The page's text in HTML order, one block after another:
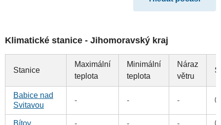
Klimatické stanice - Jihomoravský kraj
Stanice
Maximální
teplota
Minimální
teplota
Náraz
větru
Babice nad
Svitavou
- - - 0
Bítov - - - 0